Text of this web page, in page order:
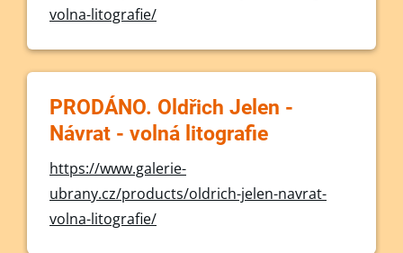
volna-litografie/
PRODÁNO. Oldřich Jelen -
Návrat - volná litografie
https://www.galerie-
ubrany.cz/products/oldrich-jelen-navrat-
volna-litografie/